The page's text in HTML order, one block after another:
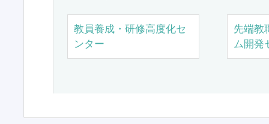
教員養成・研修高度化セ
ンター
先端教
ム開発